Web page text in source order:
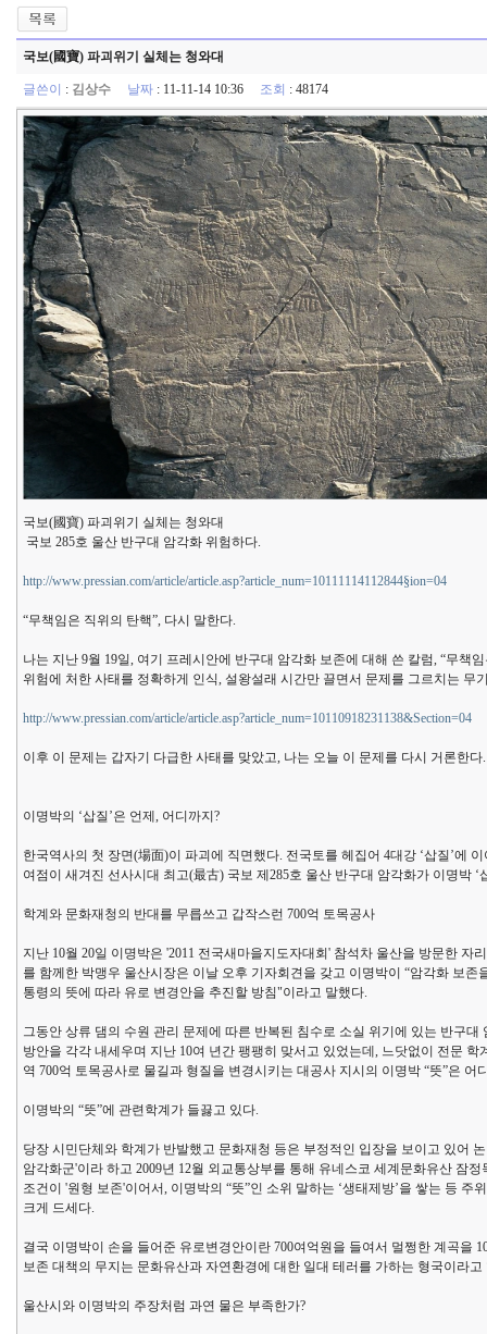
국보(國寶) 파괴위기 실체는 청와대
글쓴이 : 김상수 날짜 : 11-11-14 10:36 조회 : 48174
국보(國寶) 파괴위기 실체는 청와대
국보 285호 울산 반구대 암각화 위험하다.
http://www.pressian.com/article/article.asp?article_num=10111114112844§ion=04
“무책임은 직위의 탄핵”, 다시 말한다.
나는 지난 9월 19일, 여기 프레시안에 반구대 암각화 보존에 대해 쓴 칼럼, “무
위험에 처한 사태를 정확하게 인식, 설왕설래 시간만 끌면서 문제를 그르치는 무
http://www.pressian.com/article/article.asp?article_num=10110918231138&Section=04
이후 이 문제는 갑자기 다급한 사태를 맞았고, 나는 오늘 이 문제를 다시 거론한다.
이명박의 ‘삽질’은 언제, 어디까지?
한국역사의 첫 장면(場面)이 파괴에 직면했다. 전국토를 헤집어 4대강 ‘삽질’에
여점이 새겨진 선사시대 최고(最古) 국보 제285호 울산 반구대 암각화가 이명박 ‘
학계와 문화재청의 반대를 무릅쓰고 갑작스런 700억 토목공사
지난 10월 20일 이명박은 '2011 전국새마을지도자대회' 참석차 울산을 방문한
를 함께한 박맹우 울산시장은 이날 오후 기자회견을 갖고 이명박이 “암각화 보
통령의 뜻에 따라 유로 변경안을 추진할 방침"이라고 말했다.
그동안 상류 댐의 수원 관리 문제에 따른 반복된 침수로 소실 위기에 있는 반구
방안을 각각 내세우며 지난 10여 년간 팽팽히 맞서고 있었는데, 느닷없이 전문
역 700억 토목공사로 물길과 형질을 변경시키는 대공사 지시의 이명박 “뜻”은 어
이명박의 “뜻”에 관련학계가 들끓고 있다.
당장 시민단체와 학계가 반발했고 문화재청 등은 부정적인 입장을 보이고 있어
암각화군'이라 하고 2009년 12월 외교통상부를 통해 유네스코 세계문화유산 잠
조건이 '원형 보존'이어서, 이명박의 “뜻”인 소위 말하는 ‘생태제방’을 쌓는 등
크게 드세다.
결국 이명박이 손을 들어준 유로변경안이란 700여억원을 들여서 멀쩡한 계곡을
보존 대책의 무지는 문화유산과 자연환경에 대한 일대 테러를 가하는 형국이라
울산시와 이명박의 주장처럼 과연 물은 부족한가?